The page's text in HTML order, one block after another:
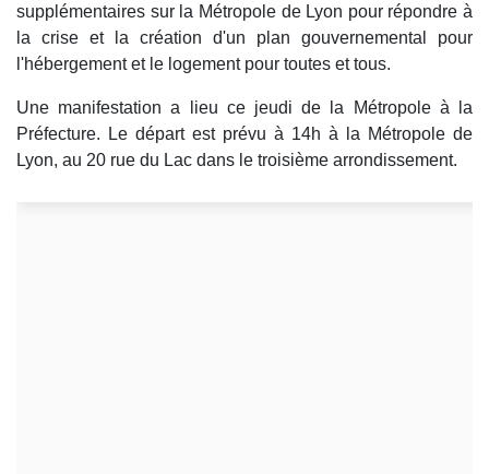
supplémentaires sur la Métropole de Lyon pour répondre à
la crise et la création d'un plan gouvernemental pour
l'hébergement et le logement pour toutes et tous.
Une manifestation a lieu ce jeudi de la Métropole à la
Préfecture. Le départ est prévu à 14h à la Métropole de
Lyon, au 20 rue du Lac dans le troisième arrondissement.